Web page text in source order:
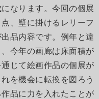
なります。今回の個展
、壁に掛けるレリーフ
品内容です。例年と違
今年の画廊は床面積が
じて絵画作品の個展が
を機会に転換を図ろう
品に力を入れたことが